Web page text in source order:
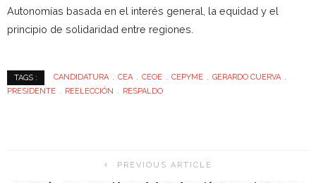
Autonomías basada en el interés general, la equidad y el
principio de solidaridad entre regiones.
TAGS : CANDIDATURA CEA CEOE CEPYME
GERARDO CUERVA
PRESIDENTE
REELECCIÓN RESPALDO
PREVIOUS ARTICLE